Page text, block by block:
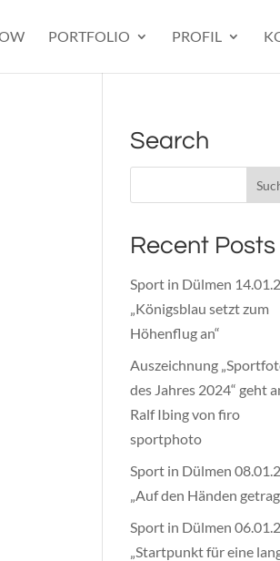
PORTFOLIO PROFIL
Search
Recent Posts
Sport in Dülmen
„Königsblau setzt zum
Höhenflug an“
Auszeichnung
des Jahres 2024“ geht
Ralf Ibing von firo
sportphoto
Sport in Dülmen
„Auf den Händen
Sport in Dülmen
„Startpunkt für eine